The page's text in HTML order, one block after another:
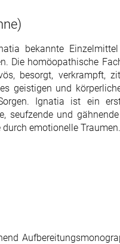
bekannte
Die homöopathische
besorgt, verkrampft,
geistigen und
Ignatia ist ein
seufzende und
emotionelle Traumen.